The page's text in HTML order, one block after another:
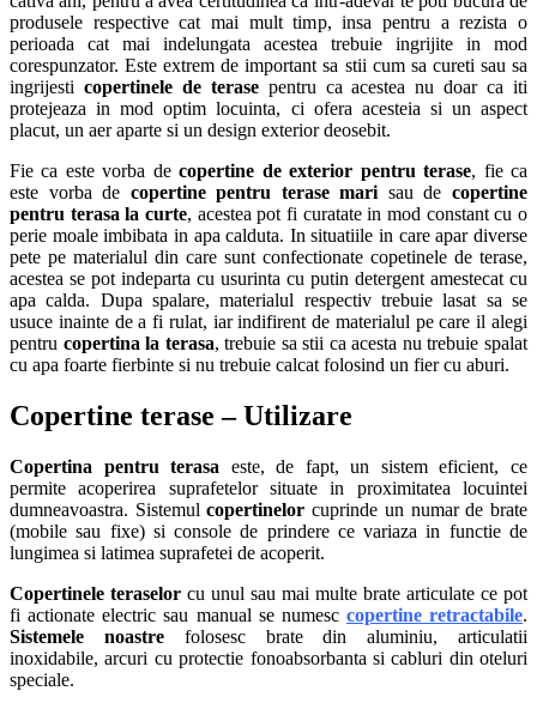
produsele respective cat mai mult timp, insa pentru a rezista o
perioada cat mai indelungata acestea trebuie ingrijite in mod
corespunzator. Este extrem de important sa stii cum sa cureti sau sa
ingrijesti copertinele de terasepentru ca acestea nu doar ca iti
protejeaza in mod optim locuinta, ci ofera acesteia si un aspect
placut, un aer aparte si un design exterior deosebit.
Fie ca este vorba decopertine de exterior pentru terase, fie ca
este vorba de copertine pentru terase marisau decopertine
pentru terasa la curte, acestea pot fi curatate in mod constant cu o
perie moale imbibata in apa calduta. In situatiile in care apar diverse
pete pe materialul din care sunt confectionate copetinele de terase,
acestea se pot indeparta cu usurinta cu putin detergent amestecat cu
apa calda. Dupa spalare, materialul respectiv trebuie lasat sa se
usuce inainte de a fi rulat, iar indifirent de materialul pe care il alegi
pentru copertina la terasa, trebuie sa stii ca acesta nu trebuie spalat
cu apa foarte fierbinte si nu trebuie calcat folosind un fier cu aburi.
Copertine terase – Utilizare
Copertina pentru terasa este, de fapt, un sistem eficient, ce
permite acoperirea suprafetelor situate in proximitatea locuintei
dumneavoastra. Sistemulcopertinelor cuprinde un numar de brate
(mobile sau fixe) si console de prindere ce variaza in functie de
lungimea si latimea suprafetei de acoperit.
Copertinele teraselor cu unul sau mai multe brate articulate ce pot
fi actionate electric sau manual se numesc copertine retractabile.
Sistemele noastrefolosesc brate din aluminiu, articulatii
inoxidabile, arcuri cu protectie fonoabsorbanta si cabluri din oteluri
speciale.